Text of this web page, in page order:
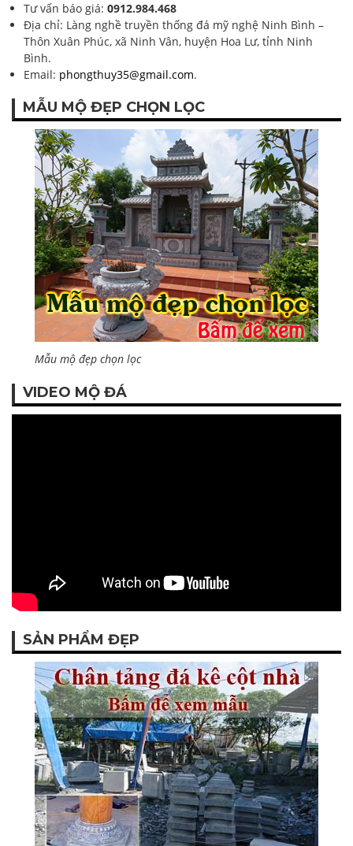
Tư vấn báo giá: 0912.984.468
Địa chỉ: Làng nghề truyền thống đá mỹ nghệ Ninh Bình –
Thôn Xuân Phúc, xã Ninh Vân, huyện Hoa Lư, tỉnh Ninh
Bình.
Email: phongthuy35@gmail.com.
MẪU MỘ ĐẸP CHỌN LỌC
Mẫu mộ đẹp chọn lọc
VIDEO MỘ ĐÁ
SẢN PHẨM ĐẸP